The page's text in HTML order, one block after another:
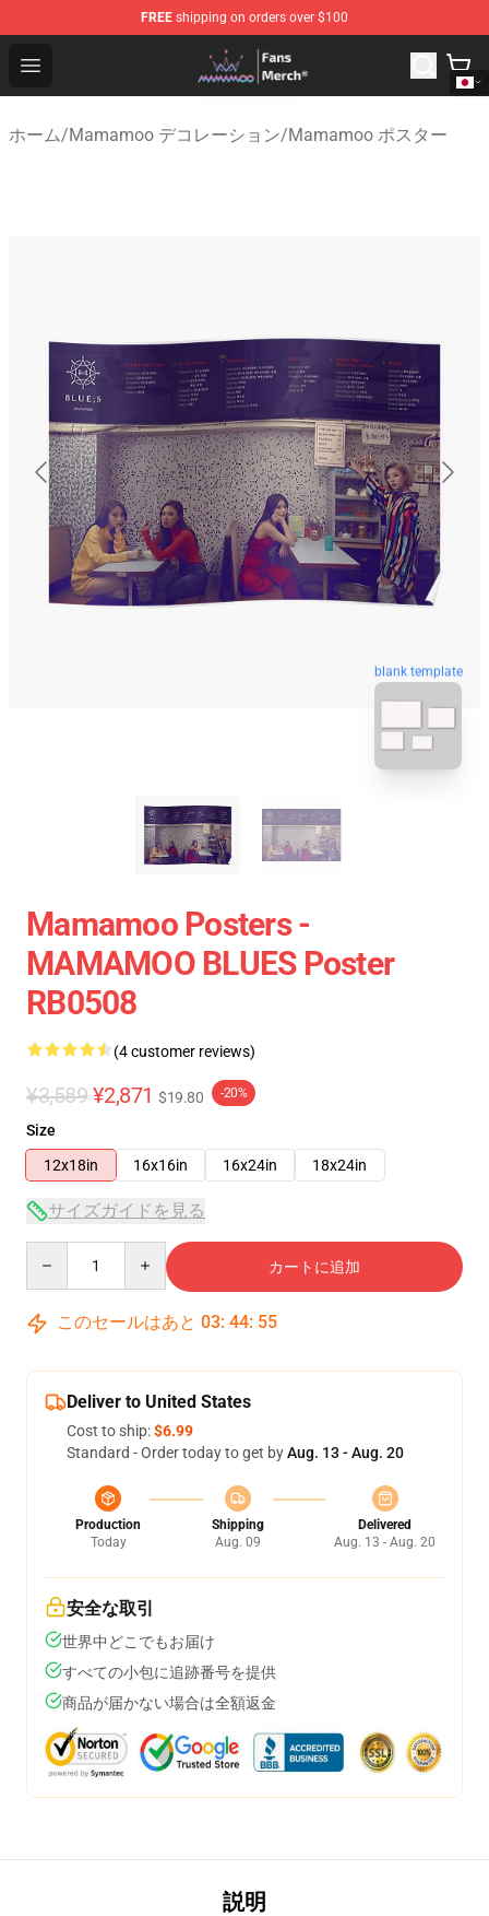
FREE shipping on orders over $100
Open menu
Mamamoo Store - Official Mamamoo Merchandise Shop
ホーム/Mamamoo デコレーション/Mamamoo ポスター
blank template
Mamamoo Posters -
MAMAMOO BLUES Poster
RB0508
(4 customer reviews)
¥3,589 ¥2,871 $19.80 -20%
Size
12x18in
16x16in 16x24in 18x24in
サイズガイドを見る
カートに追加
このセールはあと 03: 44: 54
Deliver to United States
Cost to ship:$6.99
Standard - Order today to get byAug. 13 - Aug. 20
Production
Today
Shipping
Aug. 09
Delivered
Aug. 13 - Aug. 20
安全な取引
世界中どこでもお届け
すべての小包に追跡番号を提供
商品が届かない場合は全額返金
説明